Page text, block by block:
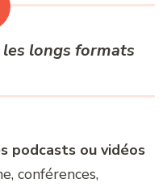
longs formats
podcasts ou vidéos
conférences,